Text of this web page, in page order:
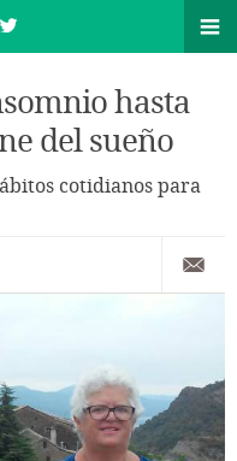
hasta
del sueño
cotidianos para